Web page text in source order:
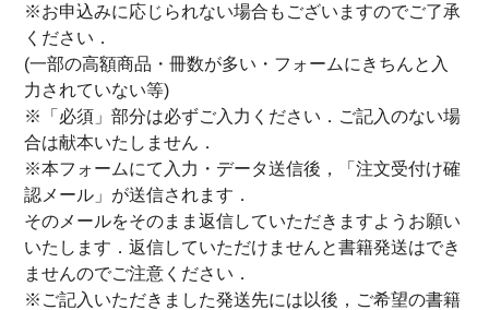
※お申込みに応じられない場合もございますのでご了承
ください．
(一部の高額商品・冊数が多い・フォームにきちんと入
力されていない等)
※「必須」部分は必ずご入力ください．ご記入のない場
合は献本いたしません．
※本フォームにて入力・データ送信後，「注文受付け確
認メール」が送信されます．
そのメールをそのまま返信していただきますようお願い
いたします．返信していただけませんと書籍発送はでき
ませんのでご注意ください．
※ご記入いただきました発送先には以後，ご希望の書籍